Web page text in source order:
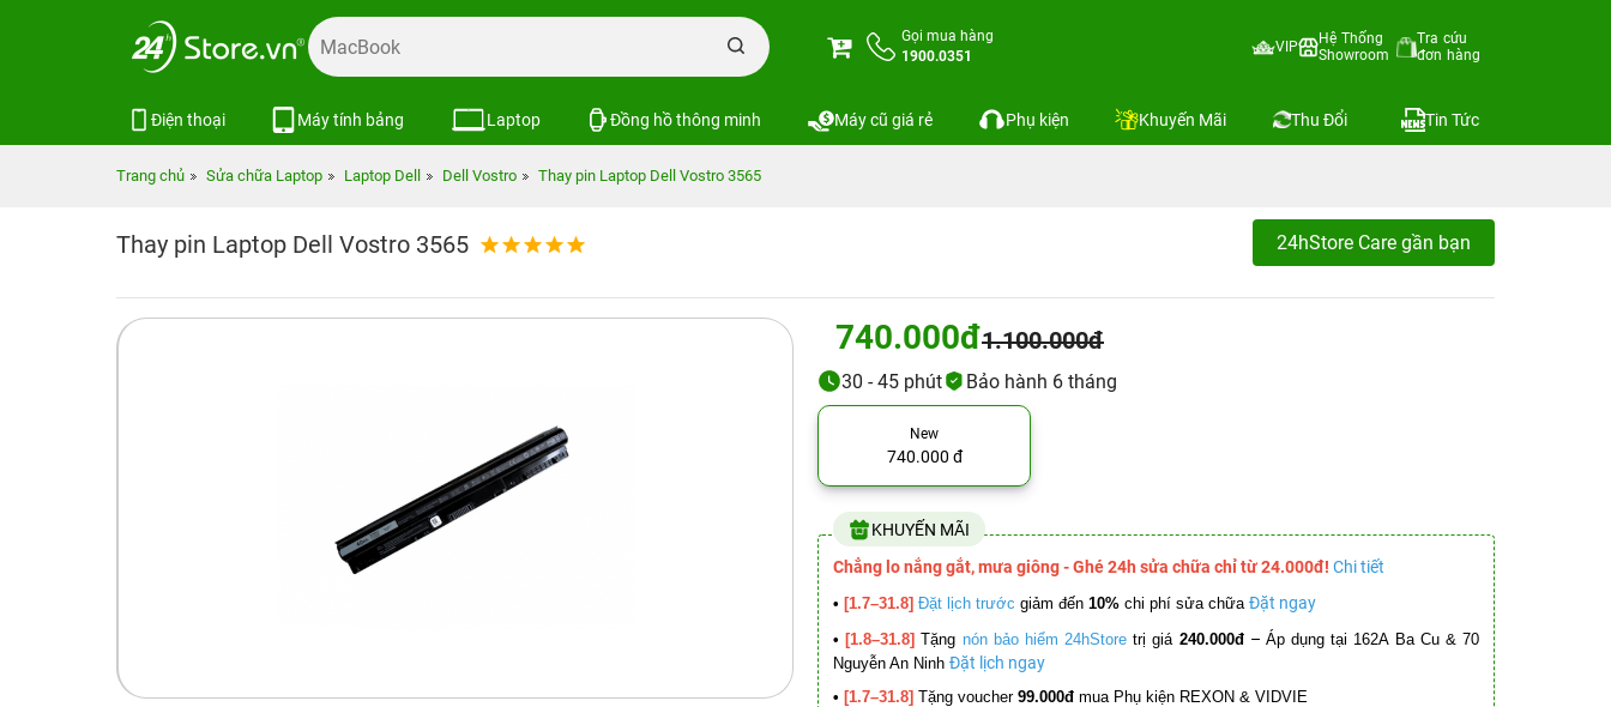
Gọi mua hàng
1900.0351
VIP
Hệ Thống
Showroom
Tra cứu
đơn hàng
Điện thoại Máy tính bảng Laptop Đồng hồ thông minh Máy cũ giá rẻ Phụ kiện Khuyến Mãi Thu Đổi Tin Tức
Trang chủ Sửa chữa Laptop Laptop Dell Dell Vostro Thay pin Laptop Dell Vostro 3565
Thay pin Laptop Dell Vostro 3565 24hStore Care gần bạn
740.000đ1.100.000đ
30 - 45 phút Bảo hành 6 tháng
New
740.000 đ
KHUYẾN MÃI
Chẳng lo nắng gắt, mưa giông - Ghé 24h sửa chữa chỉ từ 24.000đ! Chi tiết
• [1.7–31.8] Đặt lịch trước giảm đến 10% chi phí sửa chữa Đặt ngay
• [1.8–31.8] Tặng nón bảo hiểm 24hStore trị giá 240.000đ – Áp dụng tại 162A Ba Cu & 70
Nguyễn An Ninh Đặt lịch ngay
• [1.7–31.8] Tặng voucher 99.000đ mua Phụ kiện REXON & VIDVIE